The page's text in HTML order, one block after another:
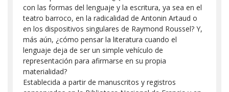
con las formas del lenguaje y la escritura, ya sea en el
teatro barroco, en la radicalidad de Antonin Artaud o
en los dispositivos singulares de Raymond Roussel? Y,
más aún, ¿cómo pensar la literatura cuando el
lenguaje deja de ser un simple vehículo de
representación para afirmarse en su propia
materialidad?
Establecida a partir de manuscritos y registros